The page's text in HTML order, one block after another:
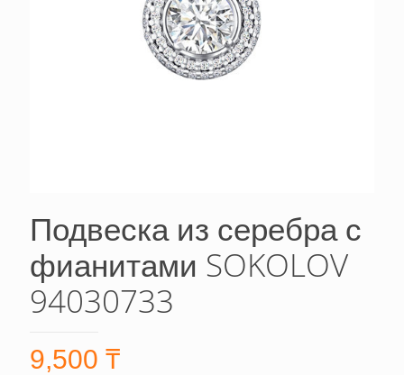
Подвеска из серебра с
фианитами SOKOLOV
94030733
9,500 ₸